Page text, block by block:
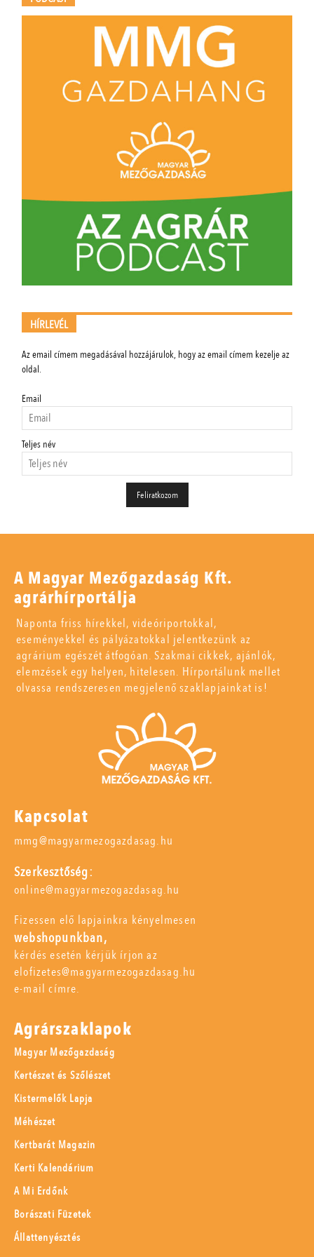
HÍRLEVÉL
Az email címem megadásával hozzájárulok, hogy az email címem kezelje az
oldal.
Email
Teljes név
A Magyar Mezőgazdaság Kft.
agrárhírportálja
Naponta friss hírekkel, videóriportokkal,
eseményekkel és pályázatokkal jelentkezünk az
agrárium egészét átfogóan. Szakmai cikkek, ajánlók,
elemzések egy helyen, hitelesen. Hírportálunk mellet
olvassa rendszeresen megjelenő szaklapjainkat is!
Kapcsolat
mmg@magyarmezogazdasag.hu
Szerkesztőség:
online@magyarmezogazdasag.hu
Fizessen elő lapjainkra kényelmesen
webshopunkban,
kérdés esetén kérjük írjon az
elofizetes@magyarmezogazdasag.hu
e-mail címre.
Agrárszaklapok
Magyar Mezőgazdaság
Kertészet és Szőlészet
Kistermelők Lapja
Méhészet
Kertbarát Magazin
Kerti Kalendárium
A Mi Erdőnk
Borászati Füzetek
Állattenyésztés